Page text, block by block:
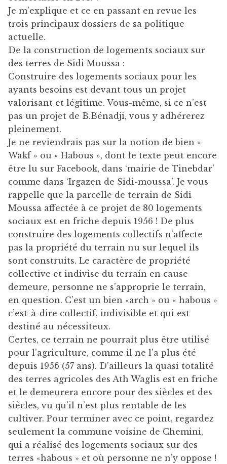
Je m’explique et ce en passant en revue les
trois principaux dossiers de sa politique
actuelle.
De la construction de logements sociaux sur
des terres de Sidi Moussa :
Construire des logements sociaux pour les
ayants besoins est devant tous un projet
valorisant et légitime. Vous-même, si ce n’est
pas un projet de B.Bénadji, vous y adhérerez
pleinement.
Je ne reviendrais pas sur la notion de bien «
Wakf » ou « Habous », dont le texte peut encore
être lu sur Facebook, dans ‘mairie de Tinebdar’
comme dans ‘Irgazen de Sidi-moussa’. Je vous
rappelle que la parcelle de terrain de Sidi
Moussa affectée à ce projet de 80 logements
sociaux est en friche depuis 1956 ! De plus
construire des logements collectifs n’affecte
pas la propriété du terrain nu sur lequel ils
sont construits. Le caractère de propriété
collective et indivise du terrain en cause
demeure, personne ne s’approprie le terrain,
en question. C’est un bien «arch » ou « habous »
c’est-à-dire collectif, indivisible et qui est
destiné au nécessiteux.
Certes, ce terrain ne pourrait plus être utilisé
pour l’agriculture, comme il ne l’a plus été
depuis 1956 (57 ans). D’ailleurs la quasi totalité
des terres agricoles des Ath Waglis est en friche
et le demeurera encore pour des siècles et des
siècles, vu qu’il n’est plus rentable de les
cultiver. Pour terminer avec ce point, regardez
seulement la commune voisine de Chemini,
qui a réalisé des logements sociaux sur des
terres «habous » et où personne ne n’y oppose !